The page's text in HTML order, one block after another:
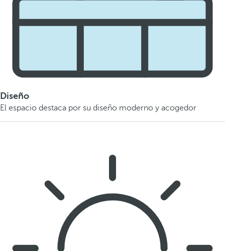
Diseño
El espacio destaca por su diseño moderno y acogedor